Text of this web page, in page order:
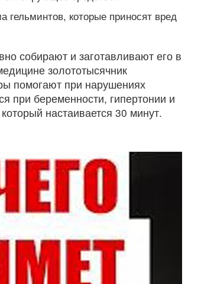
гельминтов, которые приносят вред
собирают и заготавливают его в
золототысячник
помогают при нарушениях
при беременности, гипертонии и
настаивается 30 минут.